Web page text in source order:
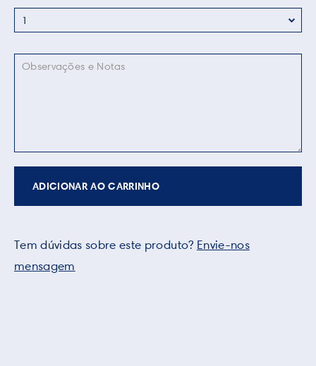
ADICIONAR AO CARRINHO
Tem dúvidas sobre este produto? Envie-nos
mensagem